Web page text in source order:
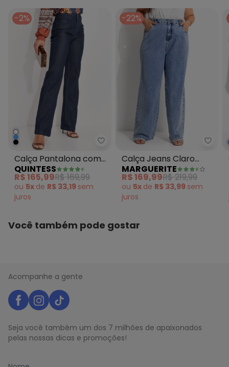
-2%
Quintess - Calça Pantalona
Calça Pantalona com
Bolsos Jeans Escuro
QUINTESS
R$ 165,99R$ 169,99
ou 5x de R$ 33,19 sem
juros
-22%
Calça Jeans Claro
Wide Leg
MARGUERITE
R$ 169,99R$ 219,99
ou 5x de R$ 33,99 sem
juros
Você também pode gostar
Acompanhe a gente
Seja você também um dos 7 milhões de apaixonados
pelas nossas dicas e promoções!